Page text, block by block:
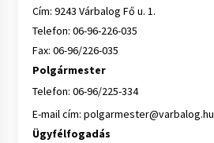
Cím: 9243 Várbalog Fő u. 1.
Telefon: 06-96-226-035
Fax: 06-96/226-035
Polgármester
Telefon: 06-96/225-334
E-mail cím: polgarmester@varbalog.hu
Ügyfélfogadás